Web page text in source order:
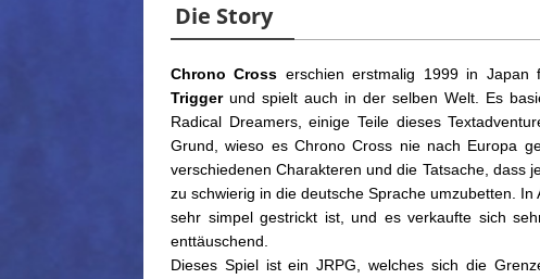
Die Story
Chrono Cross erschien erstmalig 1999 in Japan
Triggerund spielt auch in der selben Welt. Es
Radical Dreamers, einige Teile dieses
Grund, wieso es Chrono Cross nie nach Europa
verschiedenen Charakteren und die Tatsache, dass
zu schwierig in die deutsche Sprache umzubetten.
sehr simpel gestrickt ist, und es verkaufte sich
enttäuschend.
Dieses Spiel ist ein JRPG, welches sich die